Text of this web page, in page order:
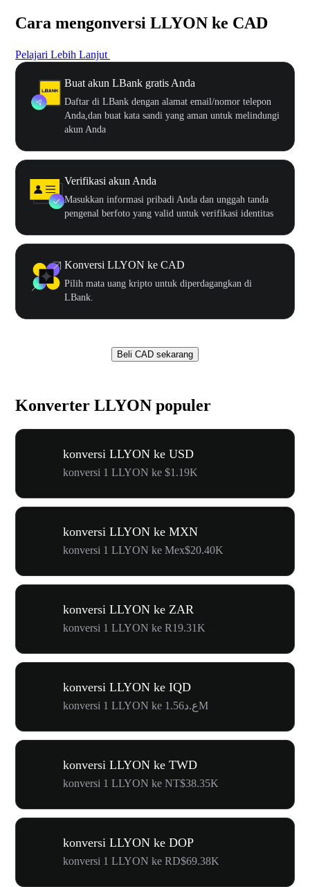
Cara mengonversi LLYON ke CAD
Pelajari Lebih Lanjut
Buat akun LBank gratis Anda
Daftar di LBank dengan alamat email/nomor telepon
Anda,dan buat kata sandi yang aman untuk melindungi
akun Anda
Verifikasi akun Anda
Masukkan informasi pribadi Anda dan unggah tanda
pengenal berfoto yang valid untuk verifikasi identitas
Konversi LLYON ke CAD
Pilih mata uang kripto untuk diperdagangkan di
LBank.
Beli CAD sekarang
Konverter LLYON populer
konversi LLYON ke USD
konversi 1 LLYON ke $1.19K
konversi LLYON ke MXN
konversi 1 LLYON ke Mex$20.40K
konversi LLYON ke ZAR
konversi 1 LLYON ke R19.31K
konversi LLYON ke IQD
konversi 1 LLYON ke ع.د1.56M
konversi LLYON ke TWD
konversi 1 LLYON ke NT$38.35K
konversi LLYON ke DOP
konversi 1 LLYON ke RD$69.38K